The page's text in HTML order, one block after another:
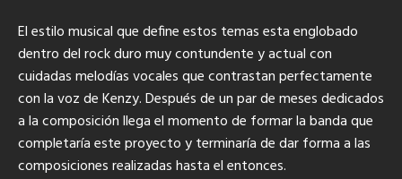
El estilo musical que define estos temas esta englobado
dentro del rock duro muy contundente y actual con
cuidadas melodías vocales que contrastan perfectamente
con la voz de Kenzy. Después de un par de meses dedicados
a la composición llega el momento de formar la banda que
completaría este proyecto y terminaría de dar forma a las
composiciones realizadas hasta el entonces.